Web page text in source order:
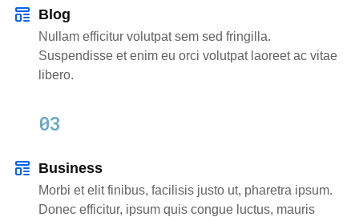
Blog
Nullam efficitur volutpat sem sed fringilla.
Suspendisse et enim eu orci volutpat laoreet ac vitae
libero.
03
Business
Morbi et elit finibus, facilisis justo ut, pharetra ipsum.
Donec efficitur, ipsum quis congue luctus, mauris